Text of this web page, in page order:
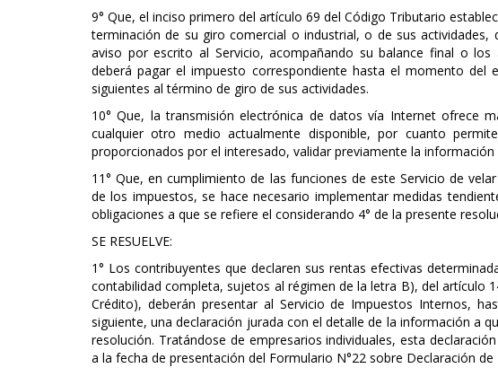
9° Que, el inciso primero del artículo 69 del Código Tributario
terminación de su giro comercial o industrial, o de sus
aviso por escrito al Servicio, acompañando su balance final o
deberá pagar el impuesto correspondiente hasta el momento del
siguientes al término de giro de sus actividades.
10° Que, la transmisión electrónica de datos vía Internet ofrece
cualquier otro medio actualmente disponible, por cuanto
proporcionados por el interesado, validar previamente la
11° Que, en cumplimiento de las funciones de este Servicio de
de los impuestos, se hace necesario implementar medidas
obligaciones a que se refiere el considerando 4° de la presente
SE RESUELVE:
1° Los contribuyentes que declaren sus rentas efectivas
contabilidad completa, sujetos al régimen de la letra B), del artículo
Crédito), deberán presentar al Servicio de Impuestos Internos,
siguiente, una declaración jurada con el detalle de la información a
resolución. Tratándose de empresarios individuales, esta
a la fecha de presentación del Formulario N°22 sobre Declaración